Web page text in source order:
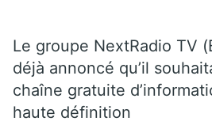
Le groupe NextRadio TV
déjà annoncé qu’il
chaîne gratuite
haute définition